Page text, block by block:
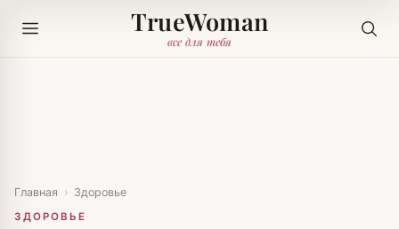
TrueWoman
все для тебя
Главная › Здоровье
ЗДОРОВЬЕ